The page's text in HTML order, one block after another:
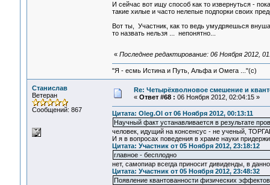
И сейчас вот ищу способ как то извернуться -
такие хилые и часто нелепые подпорки своих
Вот ты, Участник, как то ведь умудряешься
то назвать нельзя ... непонятно...
« Последнее редактирование: 06 Ноября 2012,
"Я - есмь Истина и Путь, Альфа и Омега ..."(с)
Станислав
Ветеран
Сообщений: 867
Re: Четырёхволновое смешение и
« Ответ #68 : 06 Ноября 2012, 02:04:15 »
Цитата: Oleg.Ol от 06 Ноября 2012, 00:13:11
Научный факт устанавливается в результате
человек, идущий на консенсус - не ученый,
И я в вопросах поведения в храме науки
Цитата: Участник от 05 Ноября 2012, 23:18:12
главное - бесплодно
нет, самопиар всегда приносит дивиденды, в
Цитата: Участник от 05 Ноября 2012, 23:48:32
Появление квантованности физических